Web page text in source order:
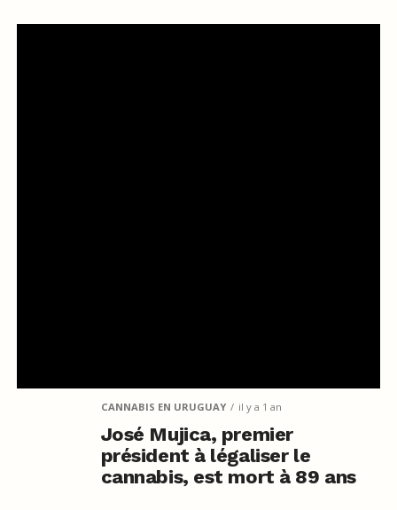
CANNABIS EN URUGUAY il y a 1 an
José Mujica, premier
président à légaliser le
cannabis, est mort à 89 ans